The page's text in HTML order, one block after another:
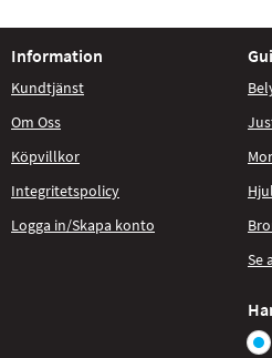
Information
Kundtjänst
Om Oss
Köpvillkor
Integritetspolicy
Logga in/Skapa konto
Se